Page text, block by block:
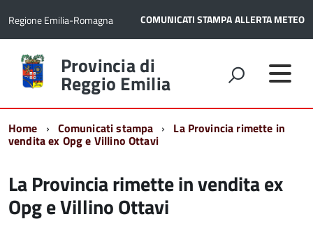
Regione Emilia-Romagna COMUNICATI STAMPAALLERTA METEO
Torna
alla
home
Provincia di
Reggio Emilia
Home Comunicati stampa La Provincia rimette in
vendita ex Opg e Villino Ottavi
La Provincia rimette in vendita ex
Opg e Villino Ottavi